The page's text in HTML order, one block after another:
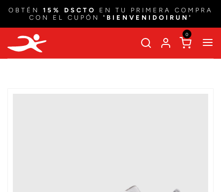
OBTÉN 15% DSCTO
EN TU PRIMERA COMPRA
CON EL CUPÓN 'BIENVENIDOIRUN'
0